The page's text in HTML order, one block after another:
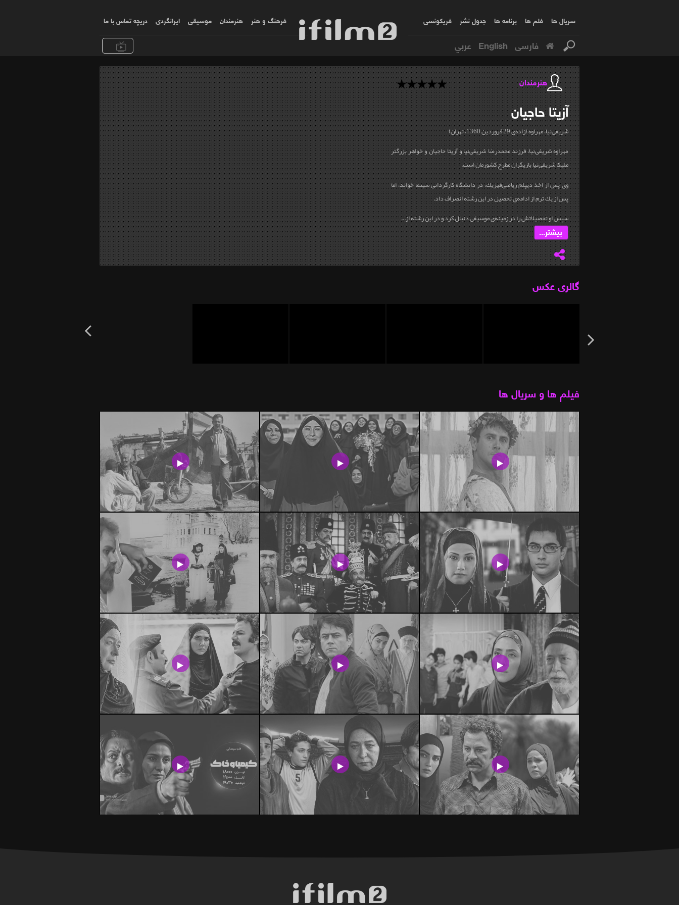
سریال ها فلم ها برنامه ها جدول نشر فریکونسی فرهنگ و هنر هنرمندان موسیقی ایرانگردی دریچه تماس با ما
فارسی English عربي
هنرمندان
آزیتاحاجیان
شریفی‌نیا، مهراوه (زاده‌ی 29 فروردین 1360، تهران)
مهراوه شریفی‌نیا، فرزند محمدرضا شریفی‌نیا و آزیتا حاجیان و خواهر بزرگتر
ملیکا شریفی‌نیا بازیگران مطرح کشورمان است.
وی پس از اخذ ديپلم رياضی‌فيزيك، در دانشگاه كارگردانی سينما خواند، اما
پس از يك ترم از ادامه‌ی تحصیل در این رشته انصراف داد.
سپس او تحصیلاتش را در زمینه‌ی موسیقی دنبال کرد و در این رشته از...
بیشتر...
گالری عکس
فیلم ها و سریال ها